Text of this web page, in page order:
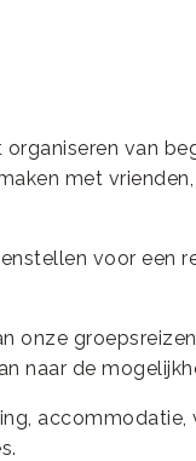
van
met
voor een
onze
naar de
accommodatie,